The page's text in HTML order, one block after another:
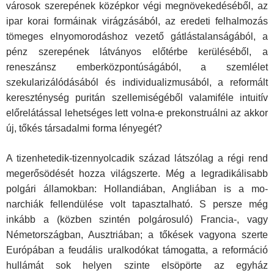
városok szerepének középkor végi megnö­vekedéséből, az
ipar korai formáinak virágzásából, az eredeti felhalmozás
tömeges elnyomorodáshoz vezető gátlástalan­ságából, a
pénz szerepének látványos előtérbe kerüléséből, a
reneszánsz emberközpontúságából, a szemlélet
szekularizálódásából és individualizmusából, a reformált
kereszténység puritán szellemiségéből valamiféle intuitív
előrelátással lehet­séges lett volna-e prekonstruálni az akkor
új, tőkés társadalmi forma lényegét?
A tizenhetedik-tizennyolcadik század látszólag a régi rend
megerősödését hozza világszerte. Még a legradikáli­sabb
polgári államokban: Hollandiában, Angliában is a mo­
narchiák fellendülése volt tapasztalható. S persze még
inkább a (közben szintén polgárosuló) Francia-, vagy
Németország­ban, Ausztriában; a tőkések vagyona szerte
Európában a feu­dális uralkodókat támogatta, a reformáció
hullámát sok helyen szinte elsöpörte az egyház